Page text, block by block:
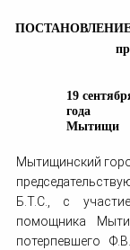
Для юридических
ПОСТАНОВЛЕНИЕ о
19
года
Мытищи
Мытищинский
Б.Т.С., с
помощника
потерпевшего